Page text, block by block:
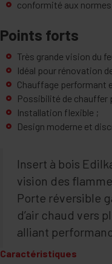
conformité aux
Points forts
Très grande vision du
Idéal pour rénovation
Chauffage performant
Possibilité de chauffer
Installation flexible ;
Design moderne et
Insert à bois
vision des
Porte réversible
d’air chaud vers
alliant
Caractéristiques